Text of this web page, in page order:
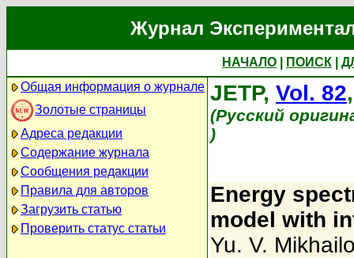
Журнал
НАЧАЛО ПОИСК
Общая информация о журнале
Золотые страницы
Адреса редакции
Содержание журнала
Сообщения редакции
Правила для авторов
Загрузить статью
Проверить статус статьи
JETP, Vol. 82
(Русский
)
Energy
model with
Yu. V.